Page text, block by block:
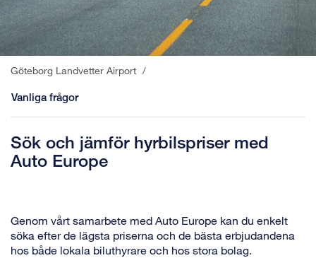
Göteborg Landvetter Airport /
Vanliga frågor
Sök och jämför hyrbilspriser med
Auto Europe
Genom vårt samarbete med Auto Europe kan du enkelt
söka efter de lägsta priserna och de bästa erbjudandena
hos både lokala biluthyrare och hos stora bolag.